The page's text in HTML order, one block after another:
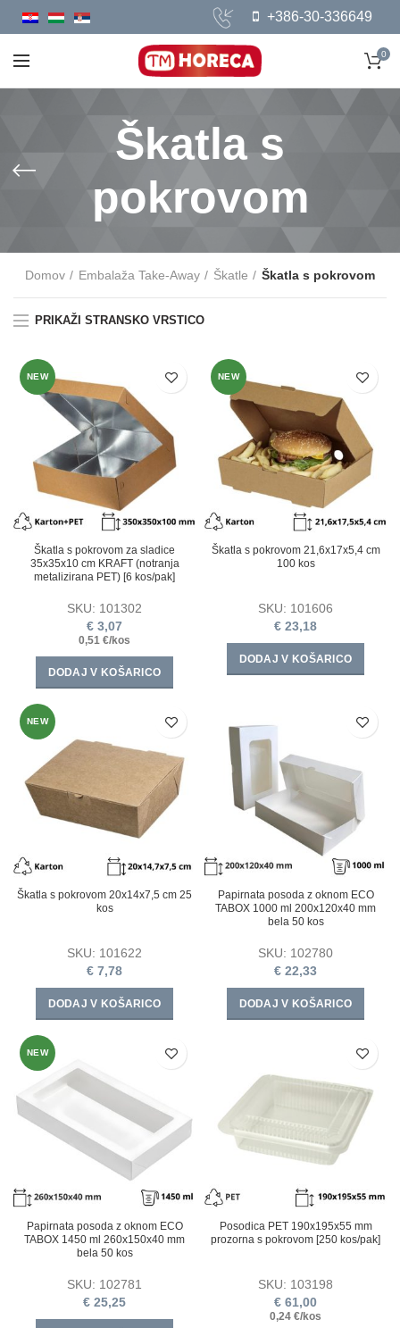
+386-30-336649
0
Škatla s
pokrovom
Domov Embalaža Take-Away Škatle Škatla s pokrovom
PRIKAŽI STRANSKO VRSTICO
NEW
Škatla s pokrovom za sladice
35x35x10 cm KRAFT (notranja
metalizirana PET) [6 kos/pak]
SKU: 101302
€ 3,07
0,51 €/kos
DODAJ V KOŠARICO
NEW
Škatla s pokrovom 21,6x17x5,4 cm
100 kos
SKU: 101606
€ 23,18
DODAJ V KOŠARICO
NEW
Škatla s pokrovom 20x14x7,5 cm 25
kos
SKU: 101622
€ 7,78
DODAJ V KOŠARICO
Papirnata posoda z oknom ECO
TABOX 1000 ml 200x120x40 mm
bela 50 kos
SKU: 102780
€ 22,33
DODAJ V KOŠARICO
NEW
Papirnata posoda z oknom ECO
TABOX 1450 ml 260x150x40 mm
bela 50 kos
SKU: 102781
€ 25,25
Posodica PET 190х195х55 mm
prozorna s pokrovom [250 kos/pak]
SKU: 103198
€ 61,00
0,24 €/kos